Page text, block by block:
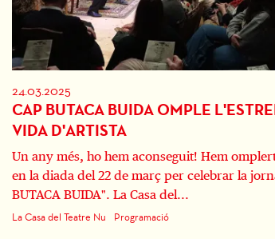
24.03.2025
CAP BUTACA BUIDA OMPLE
VIDA D'ARTISTA
Un any més, ho hem aconseguit! Hem
en la diada del 22 de març per celebrar la
BUTACA BUIDA". La Casa del...
La Casa del Teatre Nu Programació